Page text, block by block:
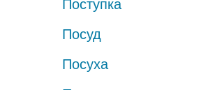
Поступка
Посуд
Посуха